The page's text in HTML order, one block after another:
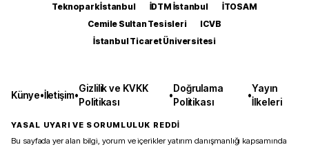
Teknopark İstanbul
İDTM İstanbul
İTOSAM
Cemile Sultan Tesisleri
ICVB
İstanbul Ticaret Üniversitesi
Künye•İletişim•
Gizlilik ve KVKK
Politikası
•
Doğrulama
Politikası
•
Yayın
İlkeleri
YASAL UYARI VE SORUMLULUK REDDİ
Bu sayfada yer alan bilgi, yorum ve içerikler yatırım danışmanlığı kapsamında